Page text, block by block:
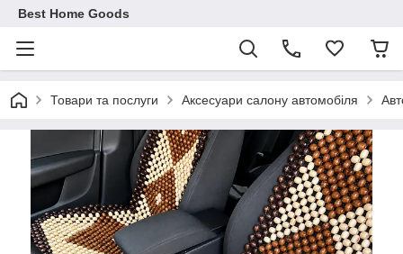
Best Home Goods
Товари та послуги Аксесуари салону автомобіля